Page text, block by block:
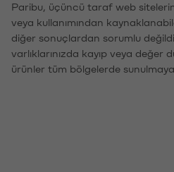
Paribu, üçüncü taraf web
veya kullanımından
diğer sonuçlardan sorumlu
varlıklarınızda kayıp veya değer
ürünler tüm bölgelerde